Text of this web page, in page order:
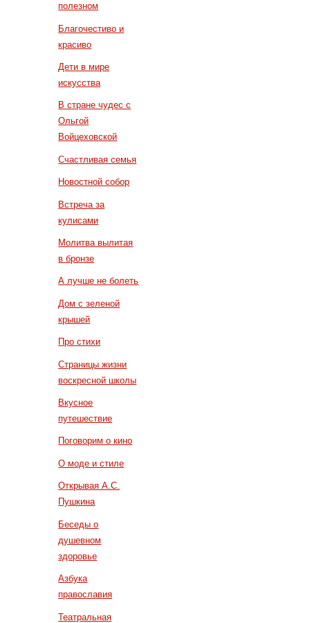
полезном
Благочестиво и
красиво
Дети в мире
искусства
В стране чудес с
Ольгой
Войцеховской
Счастливая семья
Новостной собор
Встреча за
кулисами
Молитва вылитая
в бронзе
А лучше не болеть
Дом с зеленой
крышей
Про стихи
Страницы жизни
воскресной школы
Вкусное
путешествие
Поговорим о кино
О моде и стиле
Открывая А.С.
Пушкина
Беседы о
душевном
здоровье
Азбука
православия
Театральная